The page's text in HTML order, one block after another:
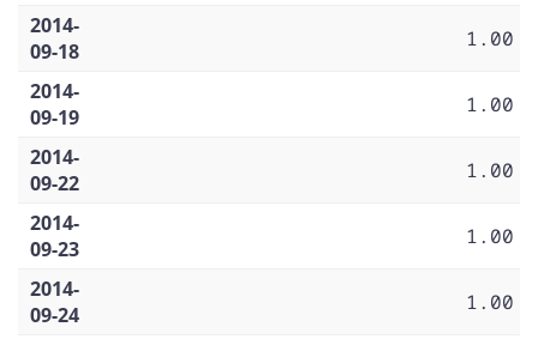
2014-
09-18
1.00
2014-
09-19
1.00
2014-
09-22
1.00
2014-
09-23
1.00
2014-
09-24
1.00